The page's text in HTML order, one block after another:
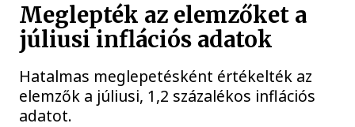
Meglepték az elemzőket a
júliusi inflációs adatok
Hatalmas meglepetésként értékelték az
elemzők a júliusi, 1,2 százalékos inflációs
adatot.